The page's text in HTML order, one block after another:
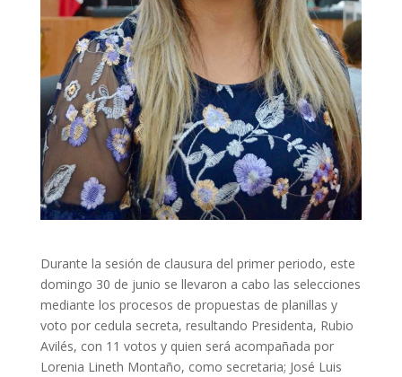
Durante la sesión de clausura del primer periodo, este
domingo 30 de junio se llevaron a cabo las selecciones
mediante los procesos de propuestas de planillas y
voto por cedula secreta, resultando Presidenta, Rubio
Avilés, con 11 votos y quien será acompañada por
Lorenia Lineth Montaño, como secretaria; José Luis